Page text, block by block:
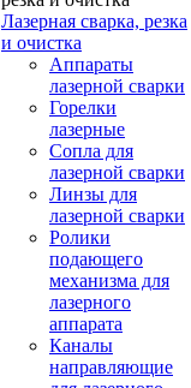
Лазерная сварка, резка
и очистка
Аппараты
лазерной сварки
Горелки
лазерные
Сопла для
лазерной сварки
Линзы для
лазерной сварки
Ролики
подающего
механизма для
лазерного
аппарата
Каналы
направляющие